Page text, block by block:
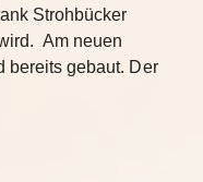
Strohbücker
Am neuen
bereits gebaut. Der